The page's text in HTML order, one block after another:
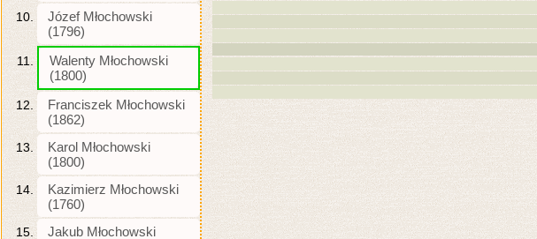
Józef Młochowski
(1796)
Walenty Młochowski
(1800)
Franciszek Młochowski
(1862)
Karol Młochowski
(1800)
Kazimierz Młochowski
(1760)
Jakub Młochowski